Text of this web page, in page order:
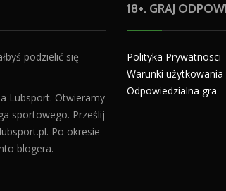
podzielić się
Lubsport. Otwieramy
sportowego. Prześlij
. Po okresie
blogera.
18+. GRAJ
Polityka Prywatnosci
Warunki użytkowania
Odpowiedzialna gra